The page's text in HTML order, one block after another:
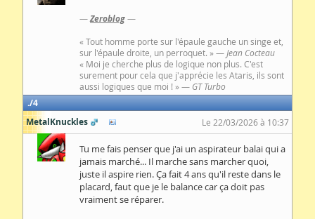
—Zeroblog—
« Tout homme porte sur l'épaule gauche un singe et,
sur l'épaule droite, un perroquet. » —Jean Cocteau
« Moi je cherche plus de logique non plus. C'est
surement pour cela que j'apprécie les Ataris, ils sont
aussi logiques que moi ! » — GT Turbo
4
MetalKnuckles
Le 22/03/2026 à 10:37
Tu me fais penser que j'ai un aspirateur balai qui a
jamais marché... Il marche sans marcher quoi,
juste il aspire rien. Ça fait 4 ans qu'il reste dans le
placard, faut que je le balance car ça doit pas
vraiment se réparer.